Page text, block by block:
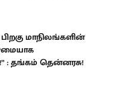
மாநிலங்களின்
: தங்கம் தென்னரசு!